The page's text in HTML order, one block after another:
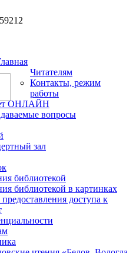
Читателям
Контакты, режим
работы
ОНЛАЙН
вопросы
зал
библиотекой
библиотекой в картинках
доступа к